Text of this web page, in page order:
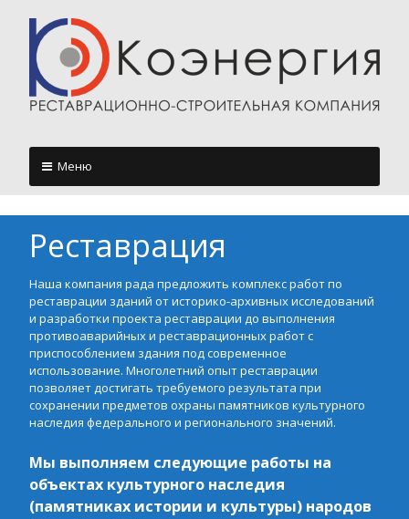
Меню
Реставрация
Наша компания рада предложить комплекс работ по
реставрации зданий от историко-архивных исследований
и разработки проекта реставрации до выполнения
противоаварийных и реставрационных работ с
приспособлением здания под современное
использование. Многолетний опыт реставрации
позволяет достигать требуемого результата при
сохранении предметов охраны памятников культурного
наследия федерального и регионального значений.
Мы выполняем следующие работы на
объектах культурного наследия
(памятниках истории и культуры) народов